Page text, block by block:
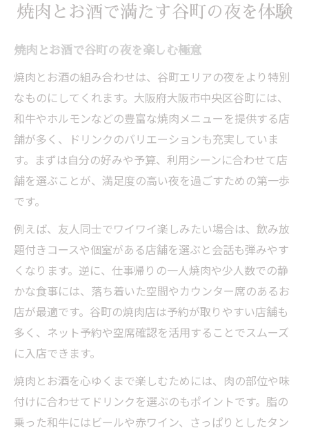
焼肉とお酒で満たす谷町の夜を体験
焼肉とお酒で谷町の夜を楽しむ極意
焼肉とお酒の組み合わせは、谷町エリアの夜をより特別
なものにしてくれます。大阪府大阪市中央区谷町には、
和牛やホルモンなどの豊富な焼肉メニューを提供する店
舗が多く、ドリンクのバリエーションも充実していま
す。まずは自分の好みや予算、利用シーンに合わせて店
舗を選ぶことが、満足度の高い夜を過ごすための第一歩
です。
例えば、友人同士でワイワイ楽しみたい場合は、飲み放
題付きコースや個室がある店舗を選ぶと会話も弾みやす
くなります。逆に、仕事帰りの一人焼肉や少人数での静
かな食事には、落ち着いた空間やカウンター席のあるお
店が最適です。谷町の焼肉店は予約が取りやすい店舗も
多く、ネット予約や空席確認を活用することでスムーズ
に入店できます。
焼肉とお酒を心ゆくまで楽しむためには、肉の部位や味
付けに合わせてドリンクを選ぶのもポイントです。脂の
乗った和牛にはビールや赤ワイン、さっぱりとしたタン